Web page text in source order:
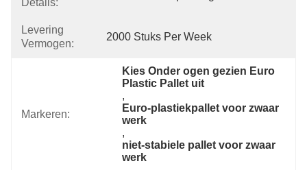
Details:
Levering
Vermogen:
2000 Stuks Per Week
Markeren:
Kies Onder ogen gezien Euro
Plastic Pallet uit
,
Euro-plastiekpallet voor zwaar
werk
,
niet-stabiele pallet voor zwaar
werk